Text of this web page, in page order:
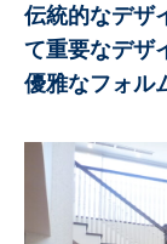
伝統的なデザ
て重要なデザ
優雅なフォル